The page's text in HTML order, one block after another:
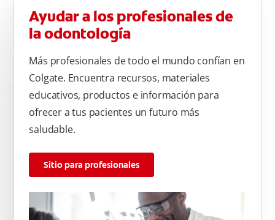
Ayudar a los profesionales de
la odontología
Más profesionales de todo el mundo confían en
Colgate. Encuentra recursos, materiales
educativos, productos e información para
ofrecer a tus pacientes un futuro más
saludable.
Sitio para profesionales